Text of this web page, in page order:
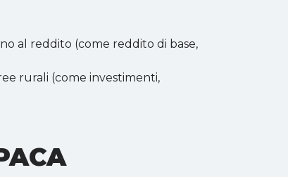
al reddito (come reddito di base,
rurali (come investimenti,